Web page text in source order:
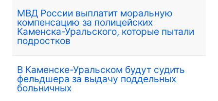
МВД России выплатит моральную
компенсацию за полицейских
Каменска-Уральского, которые пытали
подростков
В Каменске-Уральском будут судить
фельдшера за выдачу поддельных
больничных